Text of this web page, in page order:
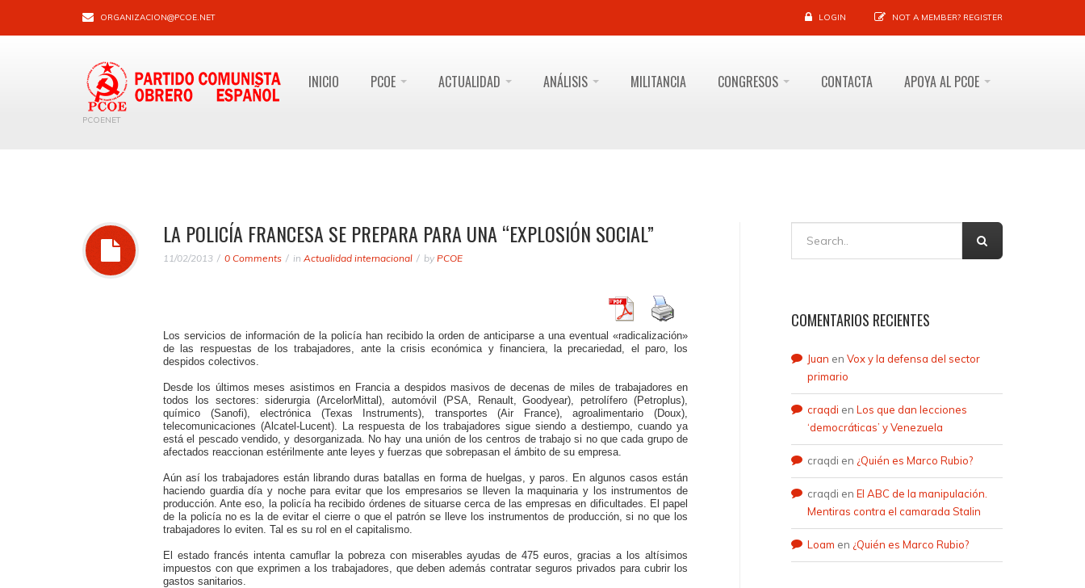
ORGANIZACION@PCOE.NET LOGIN NOT A MEMBER? REGISTER
PCOENET
INICIO PCOE ACTUALIDAD ANÁLISIS MILITANCIA CONGRESOS CONTACTA APOYA AL PCOE
LA POLICÍA FRANCESA SE PREPARA PARA UNA “EXPLOSIÓN SOCIAL”
11/02/2013 0 Comments in Actualidad internacional by PCOE
Los servicios de información de la policía han recibido la orden de anticiparse a una eventual «radicalización»
de las respuestas de los trabajadores, ante la crisis económica y financiera, la precariedad, el paro, los
despidos colectivos.
Desde los últimos meses asistimos en Francia a despidos masivos de decenas de miles de trabajadores en
todos los sectores: siderurgia (ArcelorMittal), automóvil (PSA, Renault, Goodyear), petrolífero (Petroplus),
químico (Sanofi), electrónica (Texas Instruments), transportes (Air France), agroalimentario (Doux),
telecomunicaciones (Alcatel-Lucent). La respuesta de los trabajadores sigue siendo a destiempo, cuando ya
está el pescado vendido, y desorganizada. No hay una unión de los centros de trabajo si no que cada grupo de
afectados reaccionan estérilmente ante leyes y fuerzas que sobrepasan el ámbito de su empresa.
Aún así los trabajadores están librando duras batallas en forma de huelgas, y paros. En algunos casos están
haciendo guardia día y noche para evitar que los empresarios se lleven la maquinaria y los instrumentos de
producción. Ante eso, la policía ha recibido órdenes de situarse cerca de las empresas en dificultades. El papel
de la policía no es la de evitar el cierre o que el patrón se lleve los instrumentos de producción, si no que los
trabajadores lo eviten. Tal es su rol en el capitalismo.
El estado francés intenta camuflar la pobreza con miserables ayudas de 475 euros, gracias a los altísimos
impuestos con que exprimen a los trabajadores, que deben además contratar seguros privados para cubrir los
gastos sanitarios.
COMENTARIOS RECIENTES
Juan en Vox y la defensa del sector
primario
craqdi en Los que dan lecciones
‘democráticas’ y Venezuela
craqdi en ¿Quién es Marco Rubio?
craqdi en El ABC de la manipulación.
Mentiras contra el camarada Stalin
Loam en ¿Quién es Marco Rubio?